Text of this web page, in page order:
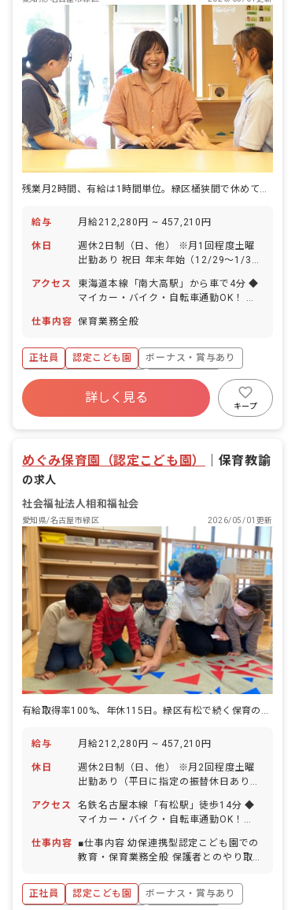
残業月2時間、有給は1時間単位。緑区桶狭間で休めて働ける認定こども園。
給与 月給212,280円 ~ 457,210円
休日
週休2日制（日、他） ※月1回程度土曜
出勤あり 祝日 年末年始（12/29～1/3）
得OK。公休と合わせて連休も取得可能
です！） 産前産後・育児休暇（取得率
100%！） 慶弔休暇 介護・看護休暇 年
（指定休）により、10連休のリフレッシ
ュ休暇があり！ 月1回以上の平日休みが
あるので、自分の時間もしっかり確保し
アクセス
東海道本線「南大高駅」から車で4分 ◆
マイカー・バイク・自転車通勤OK！ 園
には大型のショッピングモールがあるの
りできます。
仕事内容 保育業務全般
正社員 認定こども園
ボーナス・賞与あり
寮・住宅・家賃補助あり
社会保険完備
福利厚生充実
退職金制度
詳しく見る
キープ
めぐみ保育園（認定こども園） 保育教諭
の求人
社会福祉法人相和福祉会
愛知県/名古屋市緑区 2026/05/01更新
給与 月給212,280円 ~ 457,210円
休日
週休2日制（日、他） ※月2回程度土曜
出勤あり（平日に指定の振替休日あり）
（取得率100％！半休から取得OK。公休
と合わせて連休も取得可能です！） ※希
望休が取りやすく、取りたいときに取得
ができます！ 産前産後・育児休暇（取得
（指定休）により、10連休のリフレッシ
アクセス
名鉄名古屋本線「有松駅」徒歩14分 ◆
マイカー・バイク・自転車通勤OK！
駐車場あり） 駅前に大型のショッピング
モールがあるので、退勤後に買い物をす
仕事内容
■仕事内容 幼保連携型認定こども園での
教育・保育業務全般 保護者とのやり取り
作業が苦手な方も楽々です！ ■経営理念
「こどもたちにとって今日一日が充実し
正社員 認定こども園
ボーナス・賞与あり